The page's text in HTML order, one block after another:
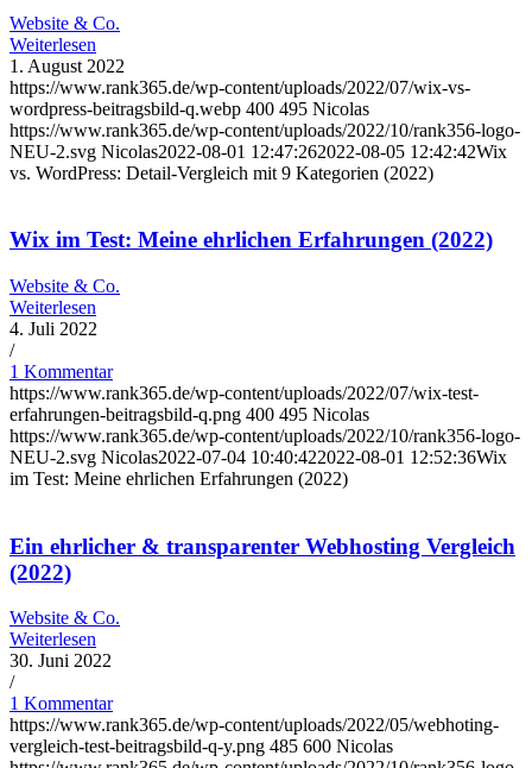
Website & Co.
Weiterlesen
1. August 2022
https://www.rank365.de/wp-content/uploads/2022/07/wix-vs-
wordpress-beitragsbild-q.webp 400 495 Nicolas
https://www.rank365.de/wp-content/uploads/2022/10/rank356-logo-
NEU-2.svg Nicolas2022-08-01 12:47:262022-08-05 12:42:42Wix
vs. WordPress: Detail-Vergleich mit 9 Kategorien (2022)
Wix im Test: Meine ehrlichen Erfahrungen (2022)
Website & Co.
Weiterlesen
4. Juli 2022
/
1 Kommentar
https://www.rank365.de/wp-content/uploads/2022/07/wix-test-
erfahrungen-beitragsbild-q.png 400 495 Nicolas
https://www.rank365.de/wp-content/uploads/2022/10/rank356-logo-
NEU-2.svg Nicolas2022-07-04 10:40:422022-08-01 12:52:36Wix
im Test: Meine ehrlichen Erfahrungen (2022)
Ein ehrlicher & transparenter Webhosting Vergleich
(2022)
Website & Co.
Weiterlesen
30. Juni 2022
/
1 Kommentar
https://www.rank365.de/wp-content/uploads/2022/05/webhoting-
vergleich-test-beitragsbild-q-y.png 485 600 Nicolas